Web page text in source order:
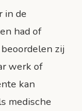
in de
had of
zij
werk of
kan
medische